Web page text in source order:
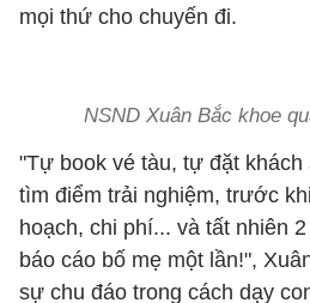
mọi thứ cho chuyến đi.
NSND Xuân Bắc khoe
"Tự book vé tàu, tự đặt
tìm điểm trải nghiệm, trước
hoạch, chi phí... và tất nhiên
báo cáo bố mẹ một lần!",
sự chu đáo trong cách dạy